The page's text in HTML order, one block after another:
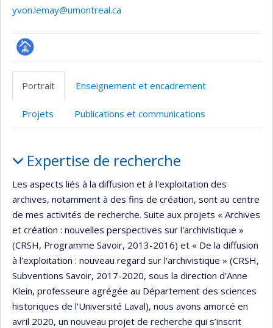
yvon.lemay@umontreal.ca
Page
(faculté,département,école)
Portrait Enseignement et encadrement
Projets Publications et communications
Expertise de recherche
Les aspects liés à la diffusion et à l'exploitation des
archives, notamment à des fins de création, sont au centre
de mes activités de recherche. Suite aux projets « Archives
et création : nouvelles perspectives sur l'archivistique »
(CRSH, Programme Savoir, 2013-2016) et « De la diffusion
à l'exploitation : nouveau regard sur l'archivistique » (CRSH,
Subventions Savoir, 2017-2020, sous la direction d’Anne
Klein, professeure agrégée au Département des sciences
historiques de l'Université Laval), nous avons amorcé en
avril 2020, un nouveau projet de recherche qui s’inscrit